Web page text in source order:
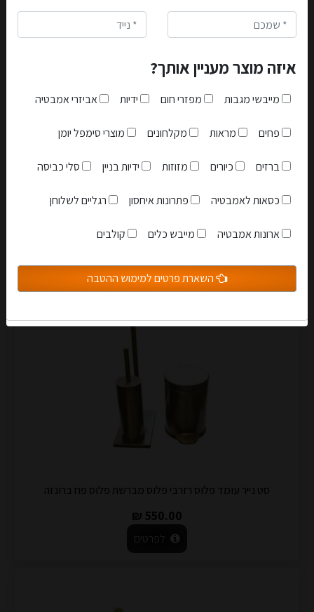
לפרטים
סט נייר עומד פלוס רזרבי פלוס מברשת פלוס פח ברונזה
550.00 ₪
לפרטים
ההזמנה בממשק "קופונים" שלכם.
הנהלת האתר- איכות זה לא מותרות!
אני מאשר שקראתי והבנתי אתתקנון האתר
הצטרפות למועדון
איזה מוצר מעניין אותך?
מייבשי מגבות מפזרי חום ידיות אביזרי אמבטיה
פחים מראות מקלחונים מוצרי סימפל יומן
ברזים כיורים מזוזות ידיות בניין סלי כביסה
כסאות לאמבטיה פתרונות איחסון רגליים לשלוחן
ארונות אמבטיה מייבש כלים קולבים
השארת פרטים למימוש ההטבה